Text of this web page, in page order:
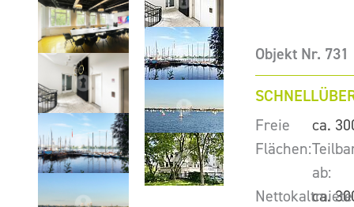
Objekt Nr. 731
Freie
Flächen:
ca.
ab:
ca.
Nettokaltmiete